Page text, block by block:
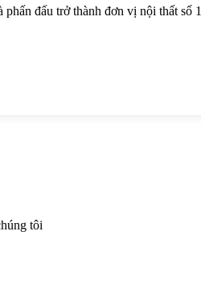
đấu trở thành đơn vị nội thất
tôi